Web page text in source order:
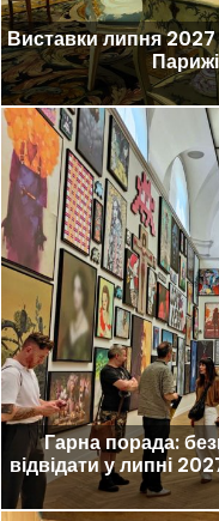
Виставки липня 2027
Гарна порада:
відвідати у липні